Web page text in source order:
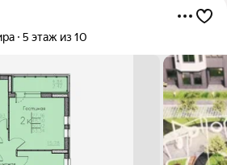
5 этаж из 10